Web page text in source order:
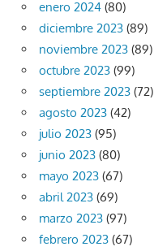
enero 2024 (80)
diciembre 2023 (89)
noviembre 2023 (89)
octubre 2023 (99)
septiembre 2023 (72)
agosto 2023 (42)
julio 2023 (95)
junio 2023 (80)
mayo 2023 (67)
abril 2023 (69)
marzo 2023 (97)
febrero 2023 (67)